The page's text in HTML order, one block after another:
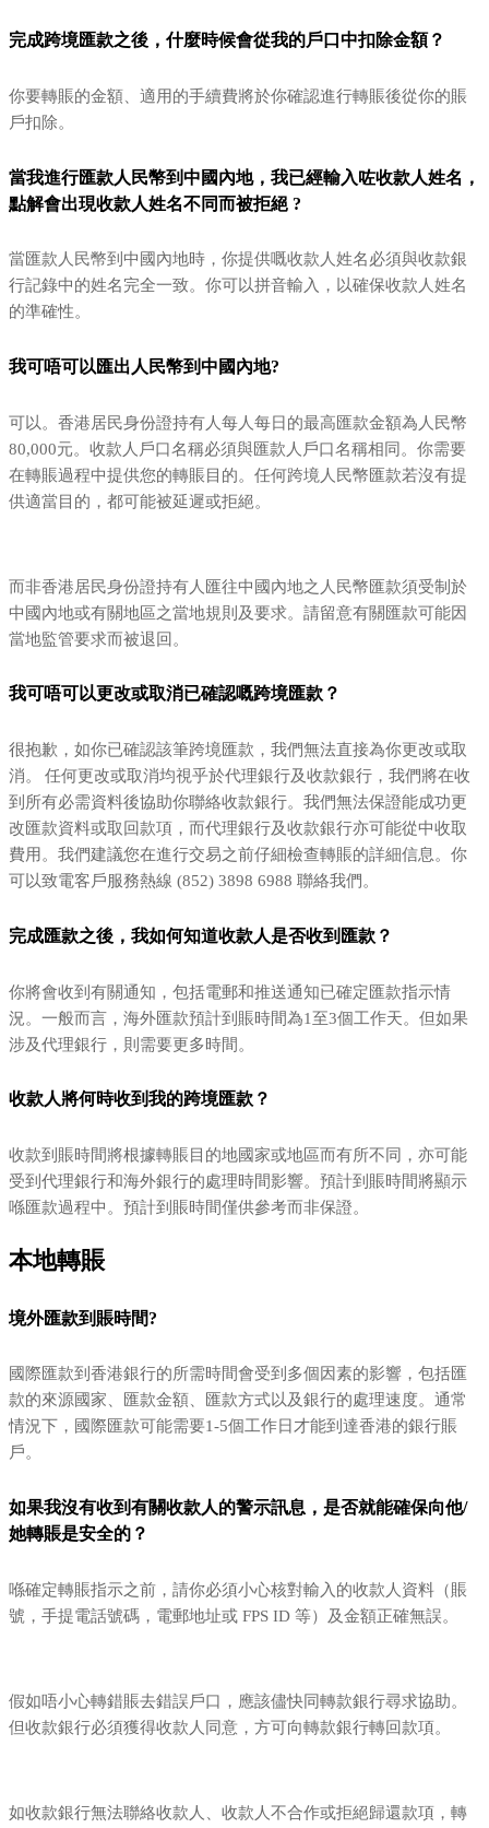
完成跨境匯款之後，什麼時候會從我的戶口中扣除金額？
你要轉賬的金額、適用的手續費將於你確認進行轉賬後從你的賬
戶扣除。
當我進行匯款人民幣到中國內地，我已經輸入咗收款人姓名，
點解會出現收款人姓名不同而被拒絕 ?
當匯款人民幣到中國內地時，你提供嘅收款人姓名必須與收款銀
行記錄中的姓名完全一致。你可以拼音輸入，以確保收款人姓名
的準確性。
我可唔可以匯出人民幣到中國內地?
可以。香港居民身份證持有人每人每日的最高匯款金額為人民幣
80,000元。收款人戶口名稱必須與匯款人戶口名稱相同。你需要
在轉賬過程中提供您的轉賬目的。任何跨境人民幣匯款若沒有提
供適當目的，都可能被延遲或拒絕。
而非香港居民身份證持有人匯往中國內地之人民幣匯款須受制於
中國內地或有關地區之當地規則及要求。請留意有關匯款可能因
當地監管要求而被退回。
我可唔可以更改或取消已確認嘅跨境匯款？
很抱歉，如你已確認該筆跨境匯款，我們無法直接為你更改或取
消。 任何更改或取消均視乎於代理銀行及收款銀行，我們將在收
到所有必需資料後協助你聯絡收款銀行。我們無法保證能成功更
改匯款資料或取回款項，而代理銀行及收款銀行亦可能從中收取
費用。我們建議您在進行交易之前仔細檢查轉賬的詳細信息。你
可以致電客戶服務熱線 (852) 3898 6988 聯絡我們。
完成匯款之後，我如何知道收款人是否收到匯款？
你將會收到有關通知，包括電郵和推送通知已確定匯款指示情
況。一般而言，海外匯款預計到賬時間為1至3個工作天。但如果
涉及代理銀行，則需要更多時間。
收款人將何時收到我的跨境匯款？
收款到賬時間將根據轉賬目的地國家或地區而有所不同，亦可能
受到代理銀行和海外銀行的處理時間影響。預計到賬時間將顯示
喺匯款過程中。預計到賬時間僅供參考而非保證。
本地轉賬
境外匯款到賬時間?
國際匯款到香港銀行的所需時間會受到多個因素的影響，包括匯
款的來源國家、匯款金額、匯款方式以及銀行的處理速度。通常
情況下，國際匯款可能需要1-5個工作日才能到達香港的銀行賬
戶。
如果我沒有收到有關收款人的警示訊息，是否就能確保向他/
她轉賬是安全的？
喺確定轉賬指示之前，請你必須小心核對輸入的收款人資料（賬
號，手提電話號碼，電郵地址或 FPS ID 等）及金額正確無誤。
假如唔小心轉錯賬去錯誤戶口，應該儘快同轉款銀行尋求協助。
但收款銀行必須獲得收款人同意，方可向轉款銀行轉回款項。
如收款銀行無法聯絡收款人、收款人不合作或拒絕歸還款項，轉